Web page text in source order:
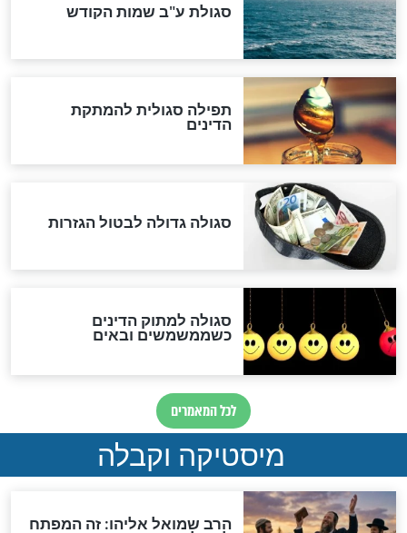
במרתפי מוסקבה: כתב היד
הנדיר של הרשב"ם התגלה
"מודה לקב"ה על כל השנים"
לכל המאמרים
אחרית הימים
האם אפשר לחשב את הקץ?